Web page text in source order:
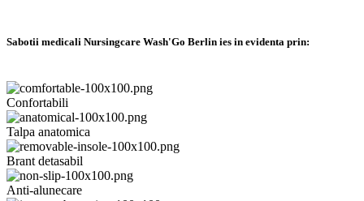
Sabotii medicali Nursingcare Wash'Go Berlin ies in evidenta prin:
Confortabili
Talpa anatomica
Brant detasabil
Anti-alunecare